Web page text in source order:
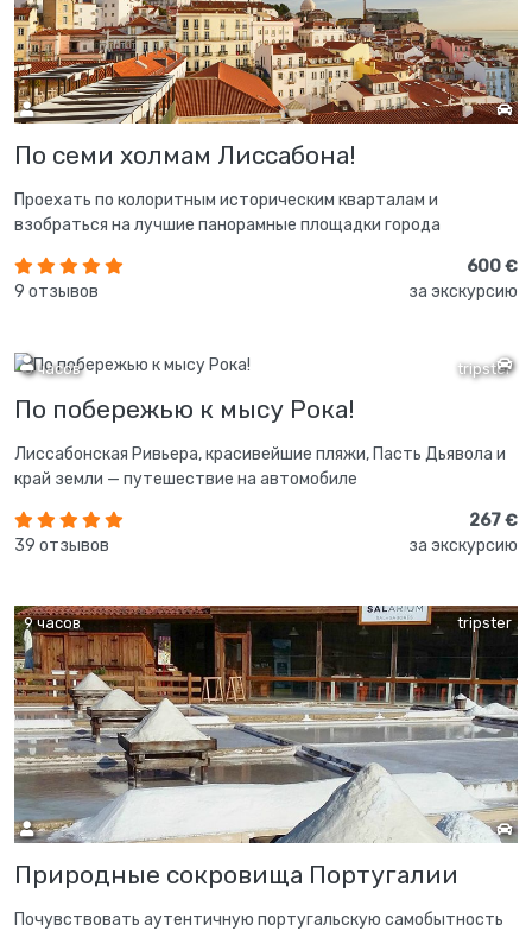
По семи холмам Лиссабона!
Проехать по колоритным историческим кварталам и
взобраться на лучшие панорамные площадки города
9 отзывов
600 €
за экскурсию
tripster
5 часов
По побережью к мысу Рока!
Лиссабонская Ривьера, красивейшие пляжи, Пасть Дьявола и
край земли — путешествие на автомобиле
39 отзывов
267 €
за экскурсию
tripster
9 часов
Природные сокровища Португалии
Почувствовать аутентичную португальскую самобытность